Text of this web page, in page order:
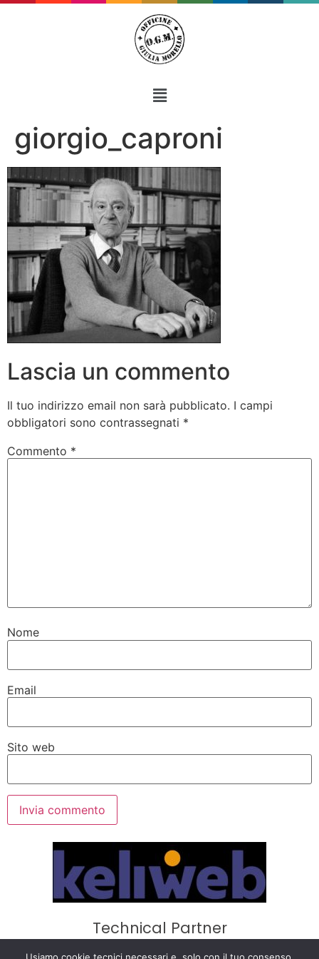
giorgio_caproni
Lascia un commento
Il tuo indirizzo email non sarà pubblicato. I campi
obbligatori sono contrassegnati *
Commento *
Nome
Email
Sito web
Technical Partner